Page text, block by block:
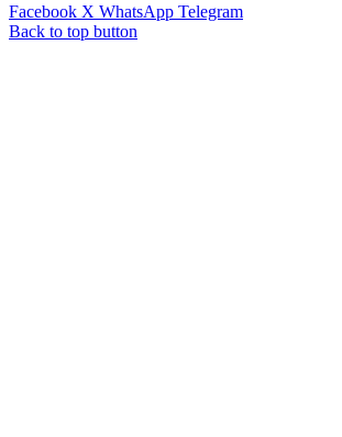
Facebook X WhatsApp Telegram
Back to top button